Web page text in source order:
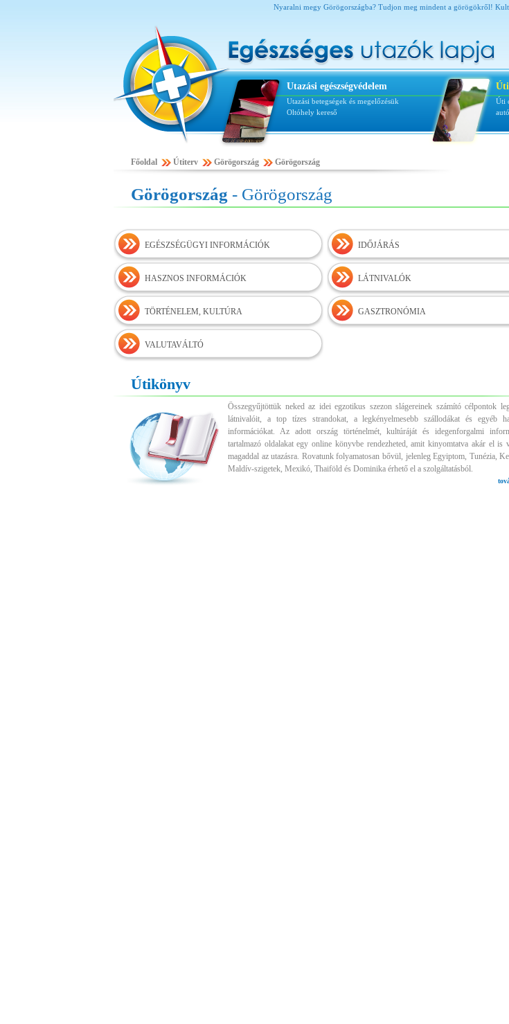
Nyaralni megy Görögországba? Tudjon meg mindent a görögökről!
Utazási egészségvédelem
Utazási betegségek és megelőzésük
Oltóhely kereső
Úti
Főoldal Útiterv Görögország Görögország
Görögország - Görögország
EGÉSZSÉGÜGYI INFORMÁCIÓK IDŐJÁRÁS
HASZNOS INFORMÁCIÓK LÁTNIVALÓK
TÖRTÉNELEM, KULTÚRA GASZTRONÓMIA
VALUTAVÁLTÓ
Útikönyv
Összegyűjtöttük neked az idei egzotikus szezon slágereinek számító célpontok
látnivalóit, a top tízes strandokat, a legkényelmesebb szállodákat és egyéb
információkat. Az adott ország történelmét, kultúráját és idegenforgalmi
tartalmazó oldalakat egy online könyvbe rendezheted, amit kinyomtatva akár el is
magaddal az utazásra. Rovatunk folyamatosan bővül, jelenleg Egyiptom, Tunézia,
Maldív-szigetek, Mexikó, Thaiföld és Dominika érhető el a szolgáltatásból.